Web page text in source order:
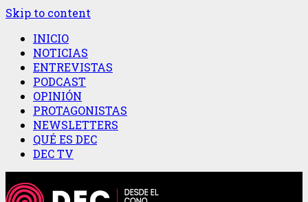
Skip to content
INICIO
NOTICIAS
ENTREVISTAS
PODCAST
OPINIÓN
PROTAGONISTAS
NEWSLETTERS
QUÉ ES DEC
DEC TV